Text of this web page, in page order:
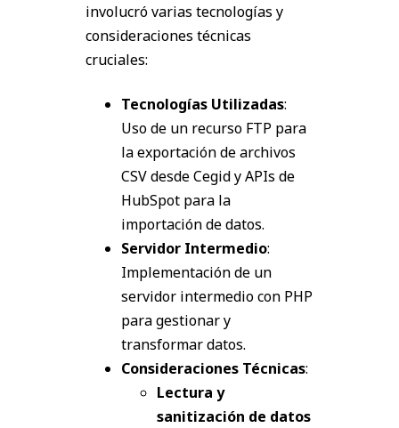
involucró varias tecnologías y
consideraciones técnicas
cruciales:
Tecnologías Utilizadas:
Uso de un recurso FTP para
la exportación de archivos
CSV desde Cegid y APIs de
HubSpot para la
importación de datos.
Servidor Intermedio:
Implementación de un
servidor intermedio con PHP
para gestionar y
transformar datos.
Consideraciones Técnicas:
Lectura y
sanitización de datos